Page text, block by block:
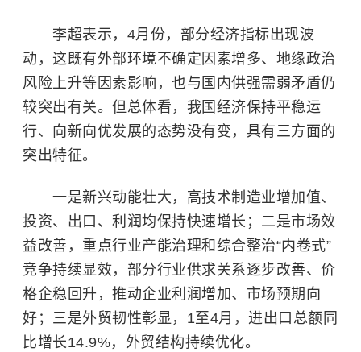
李超表示，4月份，部分经济指标出现波
动，这既有外部环境不确定因素增多、地缘政治
风险上升等因素影响，也与国内供强需弱矛盾仍
较突出有关。但总体看，我国经济保持平稳运
行、向新向优发展的态势没有变，具有三方面的
突出特征。
一是新兴动能壮大，高技术制造业增加值、
投资、出口、利润均保持快速增长；二是市场效
益改善，重点行业产能治理和综合整治“内卷式”
竞争持续显效，部分行业供求关系逐步改善、价
格企稳回升，推动企业利润增加、市场预期向
好；三是外贸韧性彰显，1至4月，进出口总额同
比增长14.9%，外贸结构持续优化。